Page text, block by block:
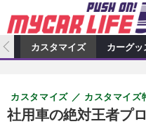
カーオーディオ
プロショップ検索
カスタマイズ特集記事
カーグッズ
カスタマイズ カーグッ
社用車の絶対王者プ
カスタマイズ カスタマイズ